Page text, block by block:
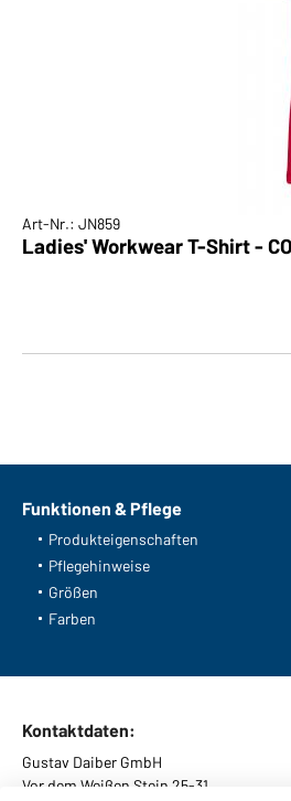
Art-Nr.: JN859
Ladies' Workwear T-Shirt -
Funktionen & Pflege
Produkteigenschaften
Pflegehinweise
Größen
Farben
Kontaktdaten:
Gustav Daiber GmbH
Vor dem Weißen Stein 25-31